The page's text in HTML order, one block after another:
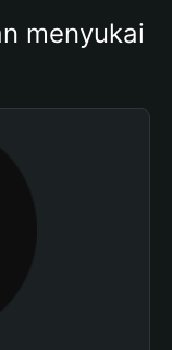
menyukai